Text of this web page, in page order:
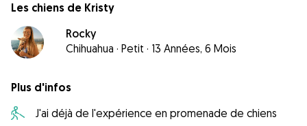
Les chiens de Kristy
Rocky
Chihuahua · Petit · 13 Années, 6 Mois
Plus d'infos
J'ai déjà de l'expérience en promenade de chiens